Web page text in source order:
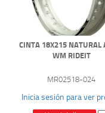
CINTA 18X215 NATURAL
WM RIDEIT
MR02518-024
Inicia sesión para ver